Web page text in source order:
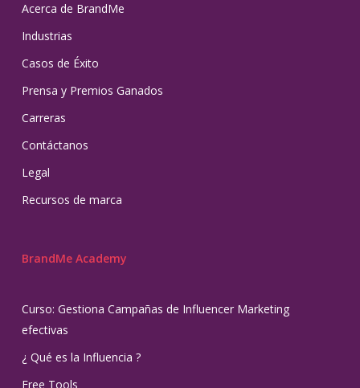
Acerca de BrandMe
Industrias
Casos de Éxito
Prensa y Premios Ganados
Carreras
Contáctanos
Legal
Recursos de marca
BrandMe Academy
Curso: Gestiona Campañas de Influencer Marketing
efectivas
¿ Qué es la Influencia ?
Free Tools